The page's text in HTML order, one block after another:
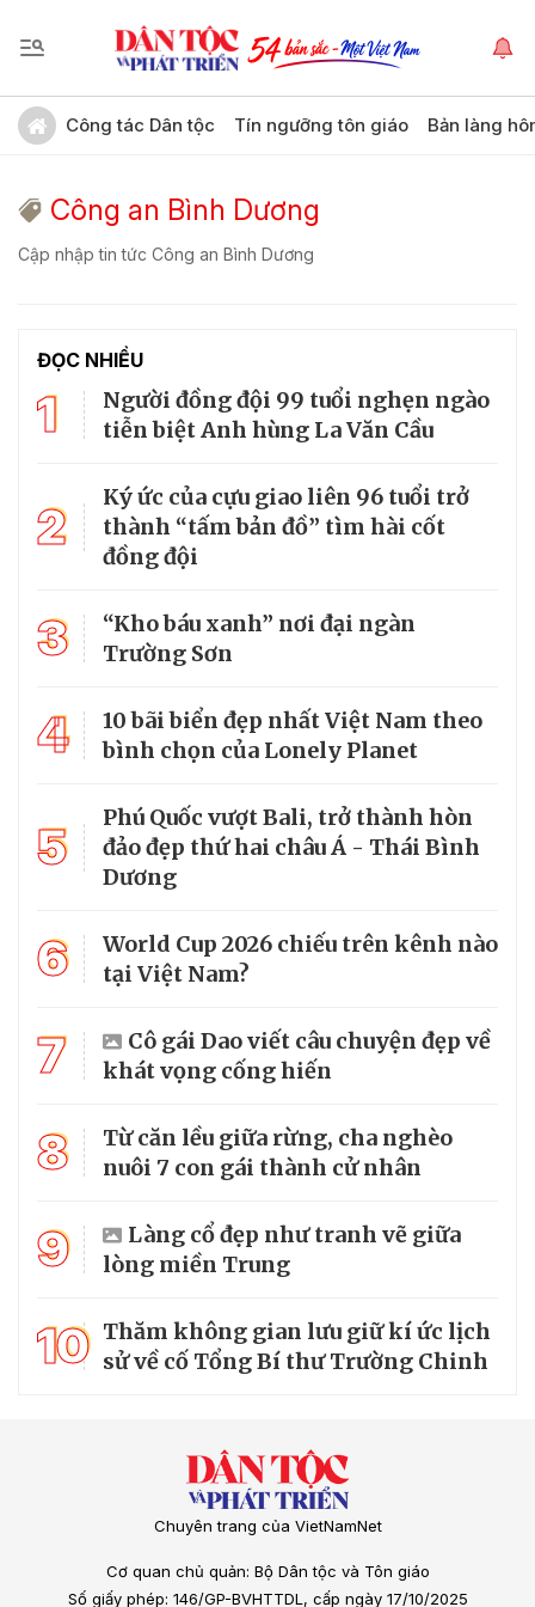
Công tác Dân tộc Tín ngưỡng tôn giáo Bản làng
Công an Bình Dương
Cập nhập tin tức Công an Bình Dương
ĐỌC NHIỀU
1
Người đồng đội 99 tuổi nghẹn ngào
tiễn biệt Anh hùng La Văn Cầu
2
Ký ức của cựu giao liên 96 tuổi trở
thành “tấm bản đồ” tìm hài cốt
đồng đội
3
“Kho báu xanh” nơi đại ngàn
Trường Sơn
4
10 bãi biển đẹp nhất Việt Nam theo
bình chọn của Lonely Planet
5
Phú Quốc vượt Bali, trở thành hòn
đảo đẹp thứ hai châu Á - Thái Bình
Dương
6
World Cup 2026 chiếu trên kênh nào
tại Việt Nam?
7
Cô gái Dao viết câu chuyện đẹp về
khát vọng cống hiến
8
Từ căn lều giữa rừng, cha nghèo
nuôi 7 con gái thành cử nhân
9
Làng cổ đẹp như tranh vẽ giữa
lòng miền Trung
10 Thăm không gian lưu giữ kí ức lịch
sử về cố Tổng Bí thư Trường Chinh
Chuyên trang của VietNamNet
Cơ quan chủ quản: Bộ Dân tộc và Tôn giáo
Số giấy phép: 146/GP-BVHTTDL, cấp ngày 17/10/2025